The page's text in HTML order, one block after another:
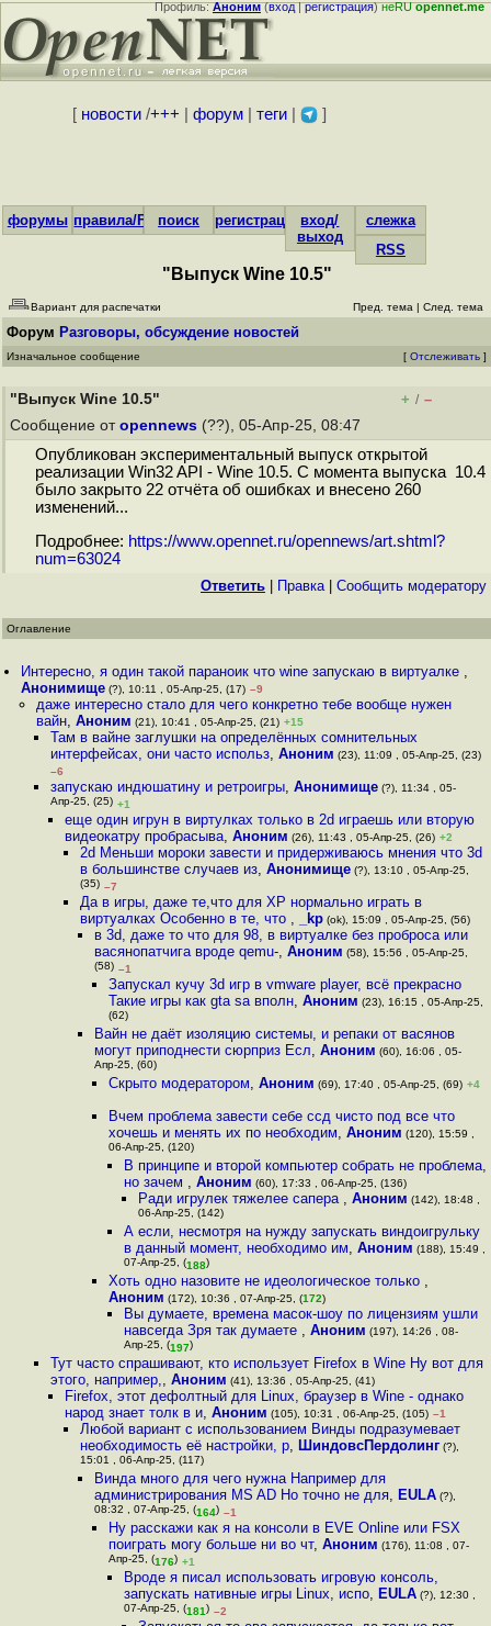
Профиль:Аноним(вход|регистрация)неRUopennet.me
[ новости/+++ форум| теги| ]
форумы правила/FAQпоиск регистрациявход/
выход
слежка
RSS
"Выпуск Wine 10.5"
Вариант для распечатки Пред. тема | След. тема
Форум Разговоры, обсуждение новостей
Изначальное сообщение [ Отслеживать ]
"Выпуск Wine 10.5" + / –
Сообщение от opennews (??), 05-Апр-25, 08:47
Опубликован экспериментальный выпуск открытой
реализации Win32 API - Wine 10.5. С момента выпуска 10.4
было закрыто 22 отчёта об ошибках и внесено 260
изменений...
Подробнее: https://www.opennet.ru/opennews/art.shtml?
num=63024
Ответить Правка| Cообщить модератору
Оглавление
Интересно, я один такой параноик что wine запускаю в виртуалке ,
Анонимище (?), 10:11 , 05-Апр-25, (17) –9
даже интересно стало для чего конкретно тебе вообще нужен
вайн, Аноним (21), 10:41 , 05-Апр-25, (21) +15
Там в вайне заглушки на определённых сомнительных
интерфейсах, они часто использ, Аноним (23), 11:09 , 05-Апр-25, (23)
–6
запускаю индюшатину и ретроигры, Анонимище(?), 11:34 , 05-
Апр-25, (25) +1
еще один игрун в виртулках только в 2d играешь или вторую
видеокатру пробрасыва,Аноним (26), 11:43 , 05-Апр-25, (26) +2
2d Меньши мороки завести и придерживаюсь мнения что 3d
в большинстве случаев из, Анонимище(?), 13:10 , 05-Апр-25,
(35) –7
Да в игры, даже те,что для ХР нормально играть в
виртуалках Особенно в те, что , _kp(ok), 15:09 , 05-Апр-25, (56)
в 3d, даже то что для 98, в виртуалке без проброса или
васянопатчига вроде qemu-, Аноним (58), 15:56 , 05-Апр-25,
(58) –1
Запускал кучу 3d игр в vmware player, всё прекрасно
Такие игры как gta sa вполн,Аноним (23), 16:15 , 05-Апр-25,
(62)
Вайн не даёт изоляцию системы, и репаки от васянов
могут приподнести сюрприз Есл, Аноним (60), 16:06 , 05-
Апр-25, (60)
Скрыто модератором,Аноним (69), 17:40 , 05-Апр-25, (69) +4
Вчем проблема завести себе ссд чисто под все что
хочешь и менять их по необходим,Аноним (120), 15:59 ,
06-Апр-25, (120)
В принципе и второй компьютер собрать не проблема,
но зачем , Аноним (60), 17:33 , 06-Апр-25, (136)
Ради игрулек тяжелее сапера , Аноним (142), 18:48 ,
06-Апр-25, (142)
А если, несмотря на нужду запускать виндоигрульку
в данный момент, необходимо им, Аноним (188), 15:49 ,
07-Апр-25, (188)
Хоть одно назовите не идеологическое только ,
Аноним (172), 10:36 , 07-Апр-25, (172)
Вы думаете, времена масок-шоу по лицензиям ушли
навсегда Зря так думаете , Аноним (197), 14:26 , 08-
Апр-25, (197)
Тут часто спрашивают, кто использует Firefox в Wine Ну вот для
этого, например,, Аноним (41), 13:36 , 05-Апр-25, (41)
Firefox, этот дефолтный для Linux, браузер в Wine - однако
народ знает толк в и,Аноним (105), 10:31 , 06-Апр-25, (105) –1
Любой вариант с использованием Винды подразумевает
необходимость её настройки, р, ШиндовсПердолинг(?),
15:01 , 06-Апр-25, (117)
Винда много для чего нужна Например для
администрирования MS AD Но точно не для, EULA(?),
08:32 , 07-Апр-25, (164) –1
Ну расскажи как я на консоли в EVE Online или FSX
поиграть могу больше ни во чт,Аноним (176), 11:08 , 07-
Апр-25, (176) +1
Вроде я писал использовать игровую консоль,
запускать нативные игры Linux, испо, EULA(?), 12:30 ,
07-Апр-25, (181) –2